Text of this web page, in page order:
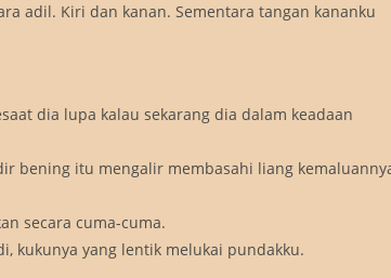
adil. Kiri dan kanan. Sementara tangan kananku
dia lupa kalau sekarang dia dalam keadaan
bening itu mengalir membasahi liang
secara cuma-cuma.
kukunya yang lentik melukai pundakku.